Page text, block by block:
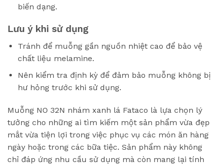
biến dạng.
Lưu ý khi sử dụng
Tránh để muỗng gần nguồn nhiệt cao để bảo vệ
chất liệu melamine.
Nên kiểm tra định kỳ để đảm bảo muỗng không bị
hư hỏng trước khi sử dụng.
Muỗng NO 32N nhám xanh lá Fataco là lựa chọn lý
tưởng cho những ai tìm kiếm một sản phẩm vừa đẹp
mắt vừa tiện lợi trong việc phục vụ các món ăn hàng
ngày hoặc trong các bữa tiệc. Sản phẩm này không
chỉ đáp ứng nhu cầu sử dụng mà còn mang lại tính